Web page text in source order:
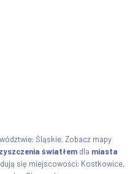
Śląskie. Zobacz mapy
światłem dla miasta
się miejscowości: Kostkowice,